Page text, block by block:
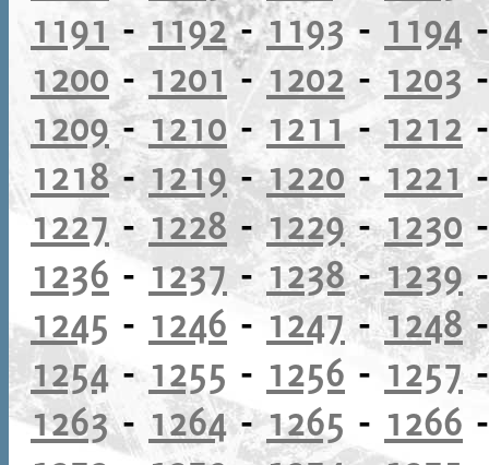
1191 - 1192-1193 - 1194
1200 - 1201 - 1202-1203
1209-1210 - 1211-1212
1218-1219-1220 -1221
1227 -1228-1229-1230
1236 -1237 -1238-1239
1245 - 1246 - 1247-1248
1254- 1255 - 1256 - 1257
1263- 1264-1265 - 1266